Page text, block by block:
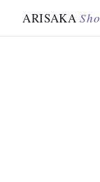
ARISAKASho